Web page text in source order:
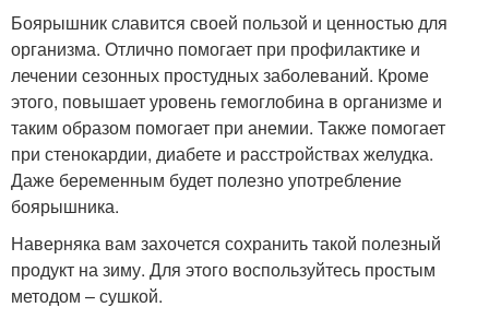
Боярышник славится своей пользой и ценностью для
организма. Отлично помогает при профилактике и
лечении сезонных простудных заболеваний. Кроме
этого, повышает уровень гемоглобина в организме и
таким образом помогает при анемии. Также помогает
при стенокардии, диабете и расстройствах желудка.
Даже беременным будет полезно употребление
боярышника.
Наверняка вам захочется сохранить такой полезный
продукт на зиму. Для этого воспользуйтесь простым
методом – сушкой.